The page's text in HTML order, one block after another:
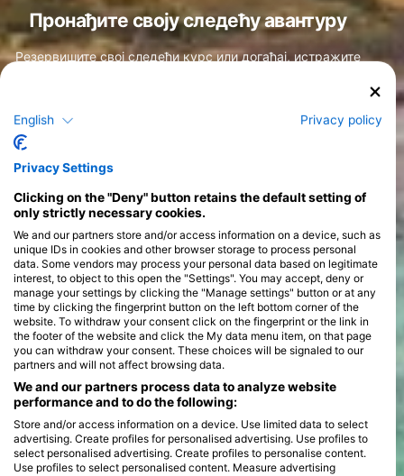
Пронађите своју следећу авантуру
Резервишите свој следећи курс или догађај, истражите
Курсеви
English Privacy policy
Privacy Settings
Clicking on the "Deny" button retains the default setting of
only strictly necessary cookies.
We and our partners store and/or access information on a device, such as
unique IDs in cookies and other browser storage to process personal
data. Some vendors may process your personal data based on legitimate
interest, to object to this open the "Settings". You may accept, deny or
manage your settings by clicking the "Manage settings" button or at any
time by clicking the fingerprint button on the left bottom corner of the
website. To withdraw your consent click on the fingerprint or the link in
the footer of the website and click the My data menu item, on that page
you can withdraw your consent. These choices will be signaled to our
partners and will not affect browsing data.
We and our partners process data to analyze website
performance and to do the following:
Store and/or access information on a device. Use limited data to select
advertising. Create profiles for personalised advertising. Use profiles to
select personalised advertising. Create profiles to personalise content.
Use profiles to select personalised content. Measure advertising